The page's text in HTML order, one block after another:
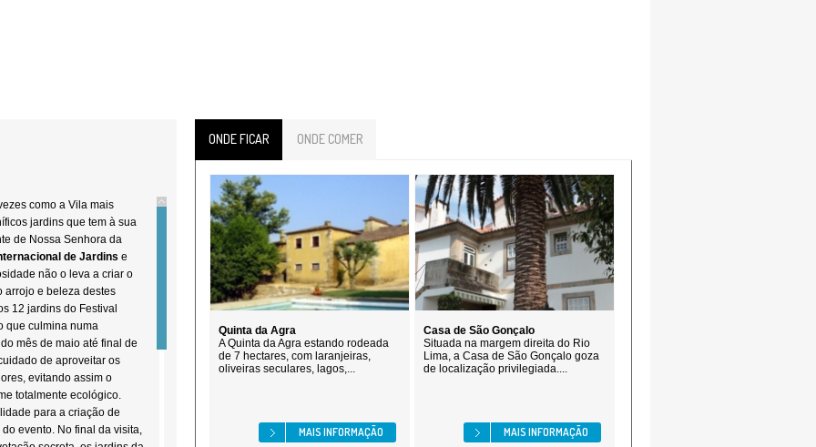
como a Vila mais
jardins que tem à sua
de Nossa Senhora da
de Jardins e
não o leva a criar o
arrojo e beleza destes
12 jardins do Festival
que culmina numa
mês de maio até final de
de aproveitar os
evitando assim o
totalmente ecológico.
para a criação de
evento. No final da visita,
ONDE FICAR ONDE COMER
Quinta da Agra
A Quinta da Agra estando rodeada
de 7 hectares, com laranjeiras,
oliveiras seculares, lagos,...
MAIS INFORMAÇÃO
Casa de São Gonçalo
Situada na margem direita do Rio
Lima, a Casa de São Gonçalo goza
de localização privilegiada....
MAIS INFORMAÇÃO